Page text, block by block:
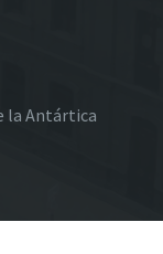
la Antártica